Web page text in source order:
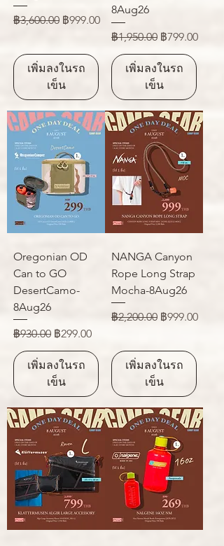
ราคาปกติ
฿3,600.00 ราคาขายลด
฿999.00
เพิ่มลงในรถ
เข็น
8Aug26
ราคาปกติ
฿1,950.00 ราคาขายลด
฿799.00
เพิ่มลงในรถ
เข็น
Oregonian OD
Can to GO
DesertCamo-
8Aug26
ราคาปกติ
฿930.00 ราคาขายลด
฿299.00
เพิ่มลงในรถ
เข็น
NANGA Canyon
Rope Long Strap
Mocha-8Aug26
ราคาปกติ
฿2,200.00 ราคาขายลด
฿999.00
เพิ่มลงในรถ
เข็น